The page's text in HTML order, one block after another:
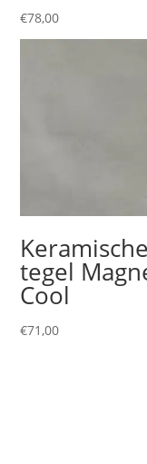
€78,00
Keramische
tegel
Cool
€71,00